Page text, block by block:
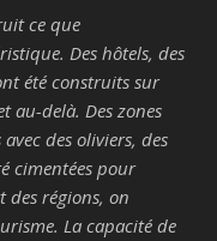
ce que
Des hôtels, des
été construits sur
au-delà. Des zones
des oliviers, des
cimentées pour
des régions, on
La capacité de